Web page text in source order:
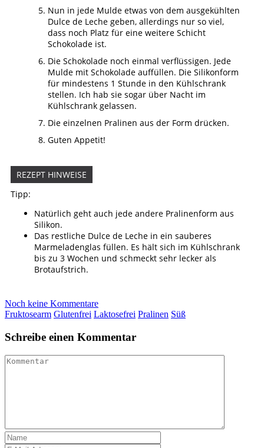
Nun in jede Mulde etwas von dem ausgekühlten
Dulce de Leche geben, allerdings nur so viel,
dass noch Platz für eine weitere Schicht
Schokolade ist.
Die Schokolade noch einmal verflüssigen. Jede
Mulde mit Schokolade auffüllen. Die Silikonform
für mindestens 1 Stunde in den Kühlschrank
stellen. Ich hab sie sogar über Nacht im
Kühlschrank gelassen.
Die einzelnen Pralinen aus der Form drücken.
Guten Appetit!
REZEPT HINWEISE
Tipp:
Natürlich geht auch jede andere Pralinenform aus
Silikon.
Das restliche Dulce de Leche in ein sauberes
Marmeladenglas füllen. Es hält sich im Kühlschrank
bis zu 3 Wochen und schmeckt sehr lecker als
Brotaufstrich.
Noch keine Kommentare
Fruktosearm Glutenfrei Laktosefrei Pralinen Süß
Schreibe einen Kommentar